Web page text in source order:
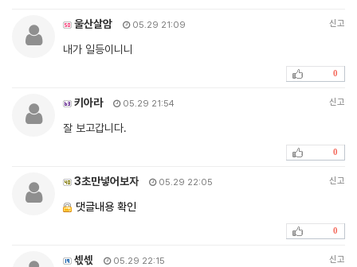
울산살암 05.29 21:09 신고
내가 일등이니니
0
키아라 05.29 21:54 신고
잘 보고갑니다.
0
3초만넣어보자 05.29 22:05 신고
댓글내용 확인
0
섻섻 05.29 22:15 신고